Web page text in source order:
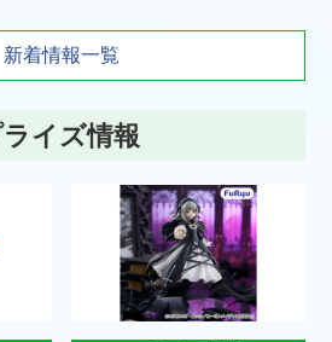
新着情報一覧
イズ情報